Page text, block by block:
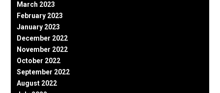
March 2023
February 2023
January 2023
December 2022
November 2022
October 2022
September 2022
August 2022